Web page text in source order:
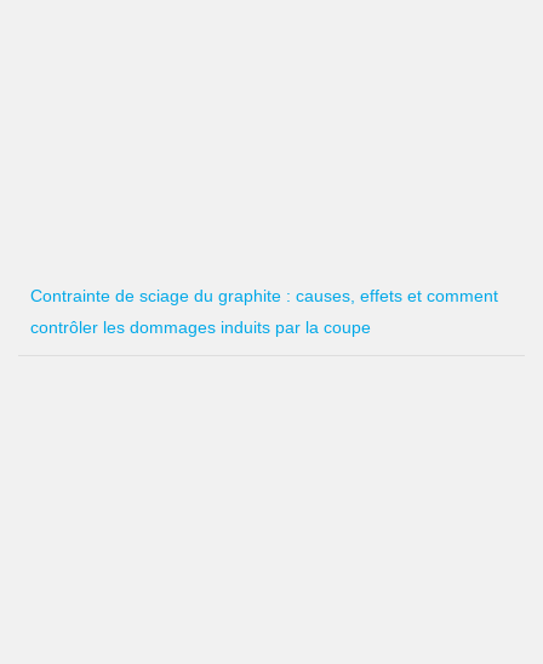
Contrainte de sciage du graphite : causes, effets et comment
contrôler les dommages induits par la coupe